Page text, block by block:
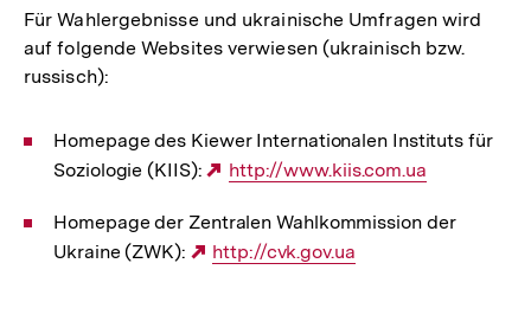
Für Wahlergebnisse und ukrainische Umfragen wird
auf folgende Websites verwiesen (ukrainisch bzw.
russisch):
Homepage des Kiewer Internationalen Instituts für
Soziologie (KIIS):
Externer
http://www.kiis.com.ua
Homepage der Zentralen Wahlkommission der
Ukraine (ZWK):
Externer
http://cvk.gov.ua